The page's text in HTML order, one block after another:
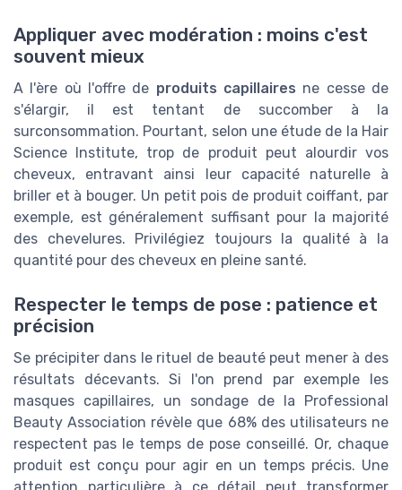
Appliquer avec modération : moins c'est
souvent mieux
A l'ère où l'offre de produits capillaires ne cesse de
s'élargir, il est tentant de succomber à la
surconsommation. Pourtant, selon une étude de la Hair
Science Institute, trop de produit peut alourdir vos
cheveux, entravant ainsi leur capacité naturelle à
briller et à bouger. Un petit pois de produit coiffant, par
exemple, est généralement suffisant pour la majorité
des chevelures. Privilégiez toujours la qualité à la
quantité pour des cheveux en pleine santé.
Respecter le temps de pose : patience et
précision
Se précipiter dans le rituel de beauté peut mener à des
résultats décevants. Si l'on prend par exemple les
masques capillaires, un sondage de la Professional
Beauty Association révèle que 68% des utilisateurs ne
respectent pas le temps de pose conseillé. Or, chaque
produit est conçu pour agir en un temps précis. Une
attention particulière à ce détail peut transformer